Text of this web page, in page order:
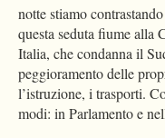
notte stiamo
questa seduta fiume alla
Italia, che condanna il
peggioramento delle
l’istruzione, i trasporti.
modi: in Parlamento e